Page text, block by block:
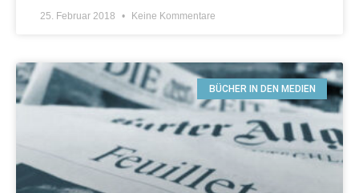
25. Februar 2018 Keine Kommentare
BÜCHER IN DEN MEDIEN